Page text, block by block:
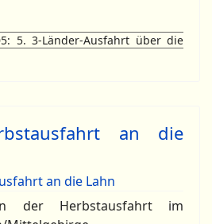
5. 3-Länder-Ausfahrt über die
an die
der Herbstausfahrt im